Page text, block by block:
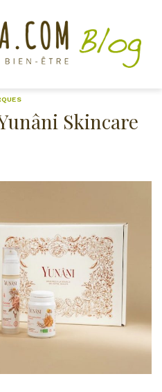
Skincare